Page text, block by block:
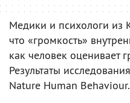
Медики и психологи из
что «громкость»
как человек оценивает
Результаты исследования
Nature Human Behaviour.